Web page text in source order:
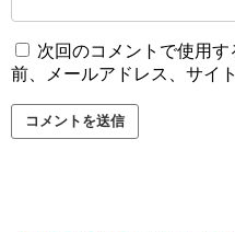
次回のコメントで使用
前、メールアドレス、サイ